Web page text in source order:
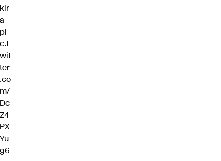
kir
a
pi
c.t
wit
ter
.co
m/
Dc
Z4
PX
Yu
g6